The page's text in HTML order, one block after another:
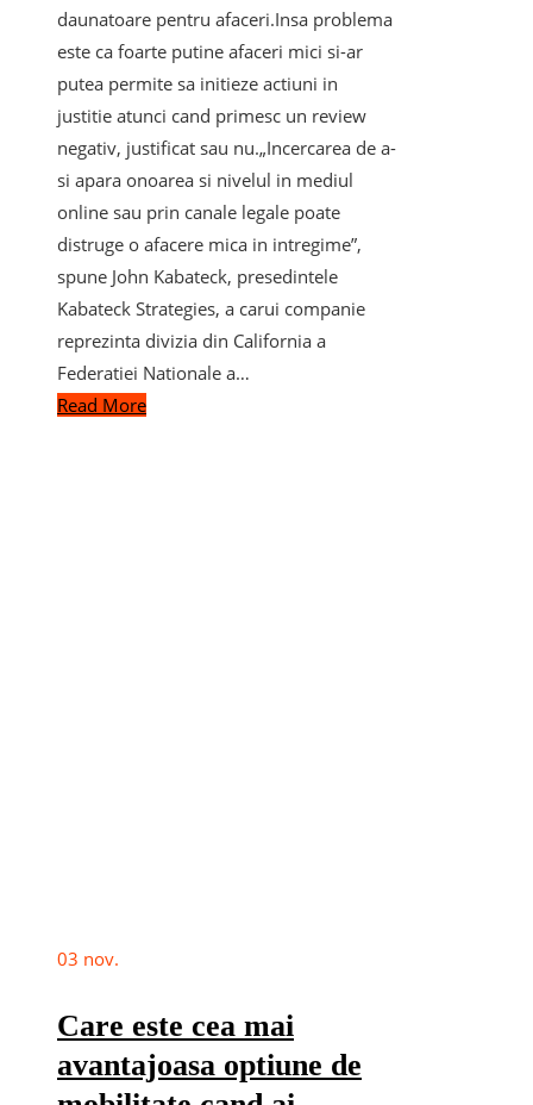
daunatoare pentru afaceri.Insa problema
este ca foarte putine afaceri mici si-ar
putea permite sa initieze actiuni in
justitie atunci cand primesc un review
negativ, justificat sau nu.„Incercarea de a-
si apara onoarea si nivelul in mediul
online sau prin canale legale poate
distruge o afacere mica in intregime”,
spune John Kabateck, presedintele
Kabateck Strategies, a carui companie
reprezinta divizia din California a
Federatiei Nationale a…
Read More
03 nov.
Care este cea mai
avantajoasa optiune de